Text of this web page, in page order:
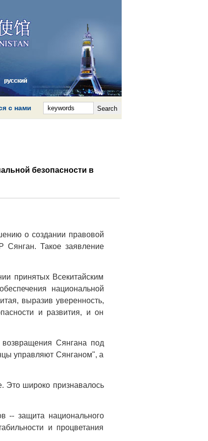
с нами
безопасности в
о создании правовой
Сянган. Такое заявление
принятых Всекитайским
национальной
выразив уверенность,
и развития, и он
Сянгана под
управляют Сянганом", а
Это широко признавалось
-- защита национального
и процветания